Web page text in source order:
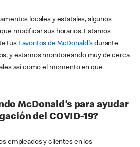
locales y estatales, algunos
modificar sus horarios. Estamos
tus Favoritos de McDonald's durante
y estamos monitoreando muy de cerca
así como el momento en que
McDonald’s para ayudar
del COVID-19?
empleados y clientes en los